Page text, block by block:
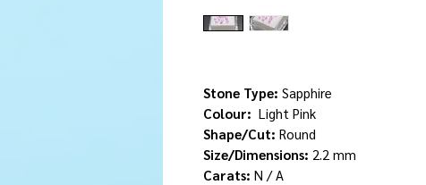
Stone Type: Sapphire
Colour: Light Pink
Shape/Cut: Round
Size/Dimensions: 2.2 mm
Carats: N / A